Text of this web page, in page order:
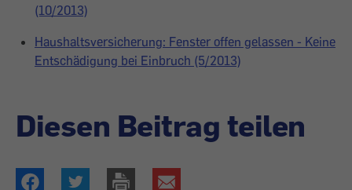
(10/2013)
Haushaltsversicherung: Fenster offen gelassen - Keine
Entschädigung bei Einbruch (5/2013)
Diesen Beitrag teilen